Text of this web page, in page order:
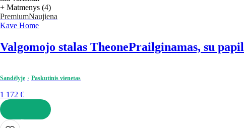
+ Matmenys (4)
PremiumNaujiena
Kave Home
Valgomojo stalas TheonePrailginamas, su
Sandėlyje Paskutinis vienetas
1 172 €
Į KREPŠELĮ